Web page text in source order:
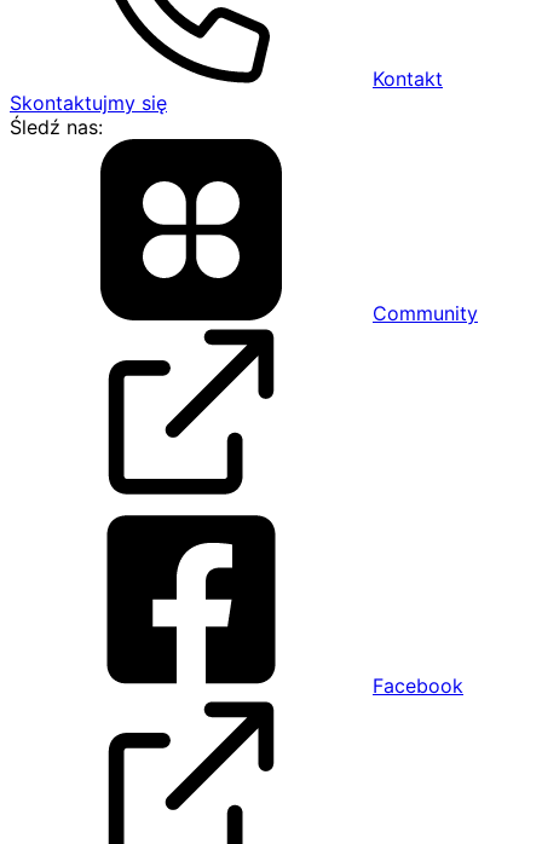
Kontakt
Skontaktujmy się
Śledź nas:
Community
Facebook